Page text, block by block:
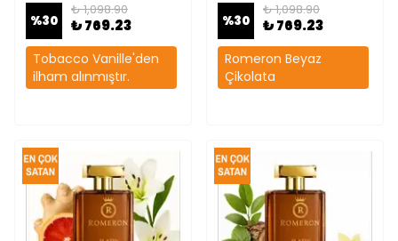
%30
₺ 1,098.90
₺ 769.23
Tobacco Vanille'den
ilham alınmıştır.
%30
₺ 1,098.90
₺ 769.23
Romeron Beyaz
Çikolata